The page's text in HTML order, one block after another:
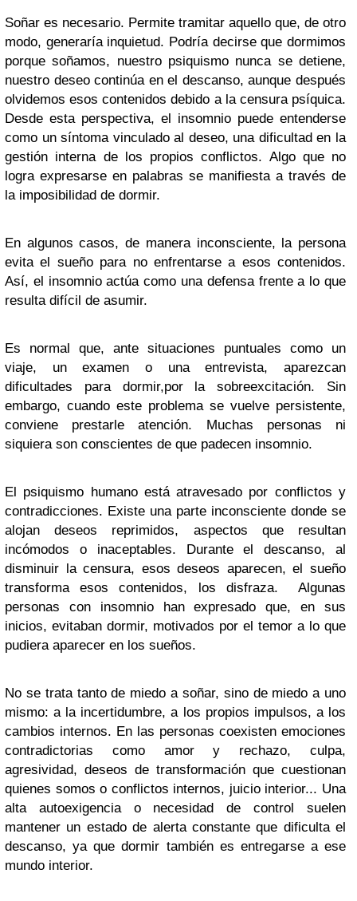
Soñar es necesario. Permite tramitar aquello que, de otro
modo, generaría inquietud. Podría decirse que dormimos
porque soñamos, nuestro psiquismo nunca se detiene,
nuestro deseo continúa en el descanso, aunque después
olvidemos esos contenidos debido a la censura psíquica.
Desde esta perspectiva, el insomnio puede entenderse
como un síntoma vinculado al deseo, una dificultad en la
gestión interna de los propios conflictos. Algo que no
logra expresarse en palabras se manifiesta a través de
la imposibilidad de dormir.
En algunos casos, de manera inconsciente, la persona
evita el sueño para no enfrentarse a esos contenidos.
Así, el insomnio actúa como una defensa frente a lo que
resulta difícil de asumir.
Es normal que, ante situaciones puntuales como un
viaje, un examen o una entrevista, aparezcan
dificultades para dormir,por la sobreexcitación. Sin
embargo, cuando este problema se vuelve persistente,
conviene prestarle atención. Muchas personas ni
siquiera son conscientes de que padecen insomnio.
El psiquismo humano está atravesado por conflictos y
contradicciones. Existe una parte inconsciente donde se
alojan deseos reprimidos, aspectos que resultan
incómodos o inaceptables. Durante el descanso, al
disminuir la censura, esos deseos aparecen, el sueño
transforma esos contenidos, los disfraza. Algunas
personas con insomnio han expresado que, en sus
inicios, evitaban dormir, motivados por el temor a lo que
pudiera aparecer en los sueños.
No se trata tanto de miedo a soñar, sino de miedo a uno
mismo: a la incertidumbre, a los propios impulsos, a los
cambios internos. En las personas coexisten emociones
contradictorias como amor y rechazo, culpa,
agresividad, deseos de transformación que cuestionan
quienes somos o conflictos internos, juicio interior... Una
alta autoexigencia o necesidad de control suelen
mantener un estado de alerta constante que dificulta el
descanso, ya que dormir también es entregarse a ese
mundo interior.